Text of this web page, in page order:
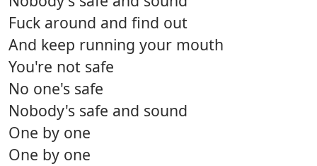
Fuck around and find out
And keep running your mouth
You're not safe
No one's safe
Nobody's safe and sound
One by one
One by one